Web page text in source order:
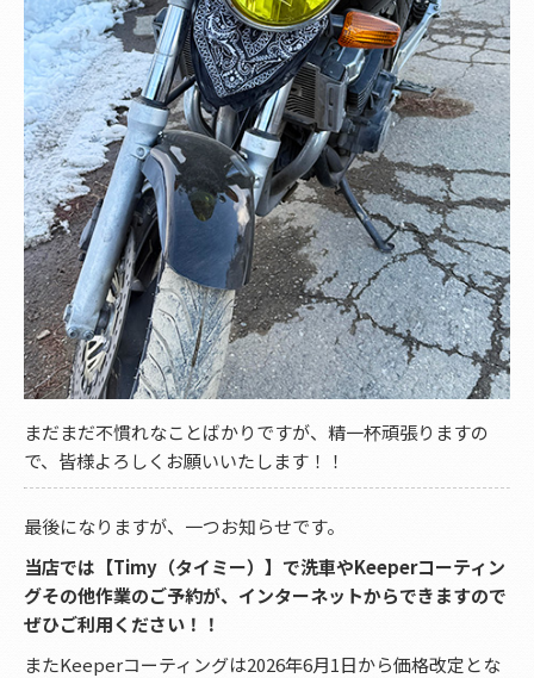
まだまだ不慣れなことばかりですが、精一杯頑張りますの
で、皆様よろしくお願いいたします！！
最後になりますが、一つお知らせです。
当店では【Timy（タイミー）】で洗車やKeeperコーティン
グその他作業のご予約が、インターネットからできますので
ぜひご利用ください！！
またKeeperコーティングは2026年6月1日から価格改定とな